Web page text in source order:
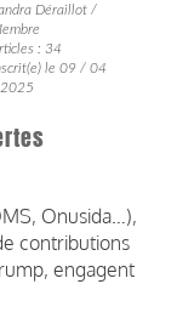
Déraillot /
: 34
le 09 / 04
Onusida…),
contributions
engagent